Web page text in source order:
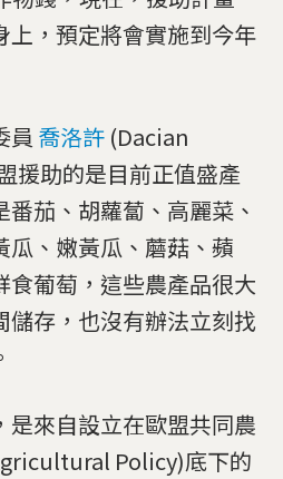
上，預定將會實施到今年
員 喬洛許 (Dacian
援助的是目前正值盛產
茄、胡蘿蔔、高麗菜、
瓜、嫩黃瓜、蘑菇、蘋
食葡萄，這些農產品很大
儲存，也沒有辦法立刻找
是來自設立在歐盟共同農
Policy)底下的